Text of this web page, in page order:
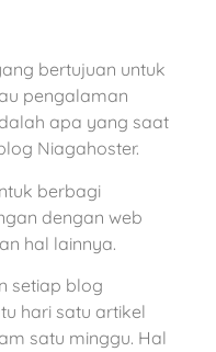
bertujuan untuk
pengalaman
apa yang saat
Niagahoster.
berbagi
dengan web
hal lainnya.
setiap blog
hari satu artikel
satu minggu. Hal